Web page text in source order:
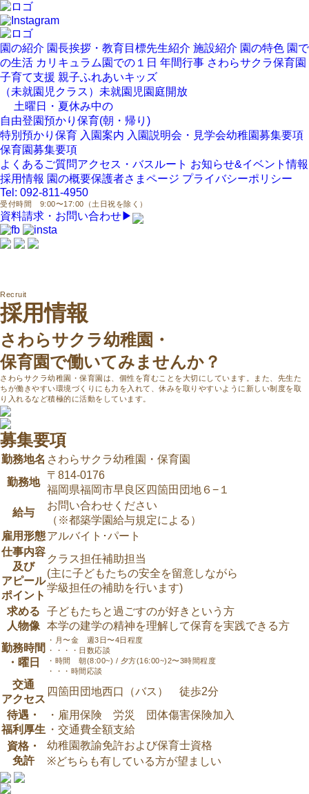
園の紹介 園長挨拶・教育目標先生紹介 施設紹介 園の特色 園で
の生活 カリキュラム 園での１日 年間行事 さわらサクラ保育園
子育て支援 親子ふれあいキッズ
（未就園児クラス） 未就園児園庭開放
土曜日・夏休み中の
自由登園預かり保育(朝・帰り)
特別預かり保育 入園案内 入園説明会・見学会幼稚園募集要項
保育園募集要項
よくあるご質問アクセス・バスルート お知らせ&イベント情報
採用情報 園の概要保護者さまページ プライバシーポリシー
Tel: 092-811-4950
受付時間 9:00〜17:00（土日祝を除く）
資料請求・お問い合わせ▶︎
Recruit
採用情報
さわらサクラ幼稚園・
保育園で働いてみませんか？
さわらサクラ幼稚園・保育園は、個性を育むことを大切にしています。また、先生た
ちが働きやすい環境づくりにも力を入れて、休みを取りやすいように新しい制度を取
り入れるなど積極的に活動をしています。
募集要項
勤務地名 さわらサクラ幼稚園・保育園
勤務地
〒814-0176
福岡県福岡市早良区四箇田団地６−１
給与
お問い合わせください
（※都築学園給与規定による）
雇用形態アルバイト･パート
仕事内容
及び
アピール
ポイント
クラス担任補助担当
(主に子どもたちの安全を留意しながら
学級担任の補助を行います)
求める
人物像
子どもたちと過ごすのが好きという方
本学の建学の精神を理解して保育を実践できる方
勤務時間
・曜日
・月〜金 週3日〜4日程度
・・・・日数応談
・時間 朝(8:00~) / 夕方(16:00~)2〜3時間程度
・・・時間応談
交通
アクセス
四箇田団地西口（バス） 徒歩2分
待遇・
福利厚生
・雇用保険 労災 団体傷害保険加入
・交通費全額支給
資格・
免許
幼稚園教諭免許および保育士資格
※どちらも有している方が望ましい